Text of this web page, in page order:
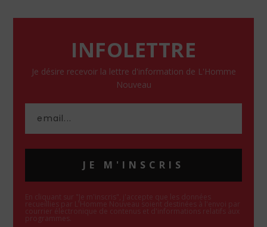
INFOLETTRE
Je désire recevoir la lettre d'information de L'Homme
Nouveau
JE M'INSCRIS
En cliquant sur "Je m'inscris", j'accepte que les données
recueillies par L'Homme Nouveau soient destinées à l'envoi par
courrier électronique de contenus et d'informations relatifs aux
programmes.